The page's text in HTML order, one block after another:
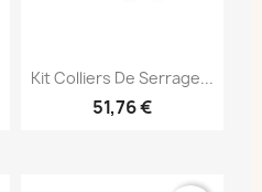
Kit Colliers De Serrage...
51,76 €